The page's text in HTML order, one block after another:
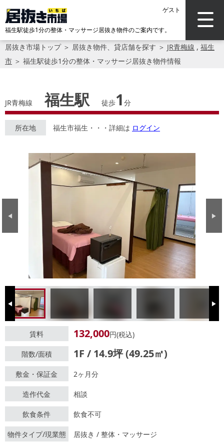
ゲスト
福生駅徒歩1分の整体・マッサージ居抜き物件のご案内です。
居抜き市場トップ＞ 居抜き物件、貸店舗を探す ＞ JR青梅線 , 福生
市 ＞ 福生駅徒歩1分の整体・マッサージ居抜き物件情報
JR青梅線 福生駅 徒歩1 分
所在地 福生市福生・・・詳細は ログイン
Previous Next
Previous Next
賃料 132,000円(税込)
階数/面積 1F / 14.9坪 (49.25㎡)
敷金・保証金 2ヶ月分
造作代金 相談
飲食条件 飲食不可
物件タイプ/現業態 居抜き / 整体・マッサージ